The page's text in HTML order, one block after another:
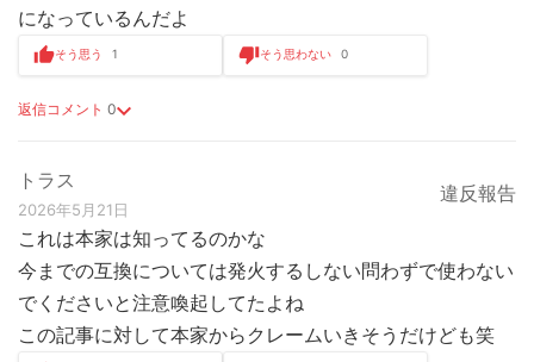
になっているんだよ
返信コメント 0
そう思う 1 そう思わない 0
トラス
2026年5月21日
違反報告
これは本家は知ってるのかな
今までの互換については発火するしない問わずで使わない
でくださいと注意喚起してたよね
この記事に対して本家からクレームいきそうだけども笑